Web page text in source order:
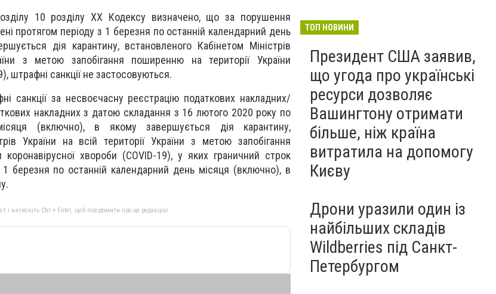
10 розділу ХХ Кодексу визначено, що за порушення
протягом періоду з 1 березня по останній календарний день
дія карантину, встановленого Кабінетом Міністрів
з метою запобігання поширенню на території України
штрафні санкції не застосовуються.
санкції за несвоєчасну реєстрацію податкових накладних/
накладних з датою складання з 16 лютого 2020 року по
(включно), в якому завершується дія карантину,
України на всій території України з метою запобігання
хвороби (COVID-19), у яких граничний строк
1 березня по останній календарний день місяця (включно), в
і натисніть Ctrl + Enter, щоб повідомити про це редакцію
ТОП НОВИНИ
Президент США заявив,
що угода про українські
ресурси дозволяє
Вашингтону отримати
більше, ніж країна
витратила на допомогу
Києву
Дрони уразили один із
найбільших складів
Wildberries під Санкт-
Петербургом